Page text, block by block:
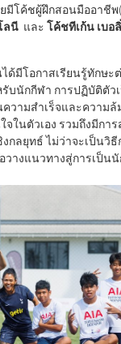
โค้ชผู้ฝึกสอนมืออาชีพ
ลนี และ โค้ชทีเก้น เบอ
มีโอกาสเรียนรู้ทักษะ
บนักกีฬา การปฏิบัติตั
ามสำเร็จและความล้
ในตัวเอง รวมถึงมีก
กลยุทธ์ ไม่ว่าจะเป็น
วางแนวทางสู่การเป็